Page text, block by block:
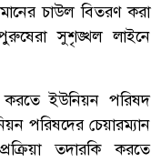
চাউল বিতরণ করা
সুশৃঙ্খল লাইনে
করতে ইউনিয়ন পরিষদ
পরিষদের চেয়ারম্যান
তদারকি করতে